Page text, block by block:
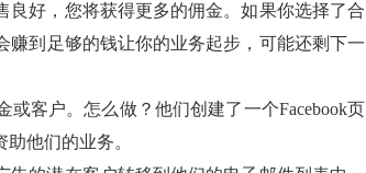
好，您将获得更多的佣金。如果你选择了合
到足够的钱让你的业务起步，可能还剩下一
客户。怎么做？他们创建了一个Facebook页
他们的业务。